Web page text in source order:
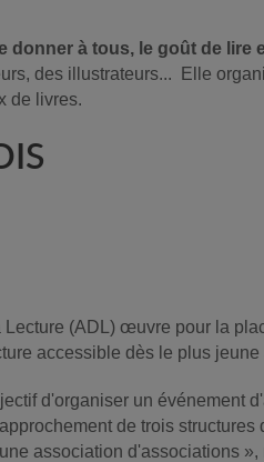
donner à tous, le goût de lire
des illustrateurs... Elle
de livres.
(ADL) œuvre pour la
accessible dès le plus jeune
d'organiser un
de trois
association d'associations